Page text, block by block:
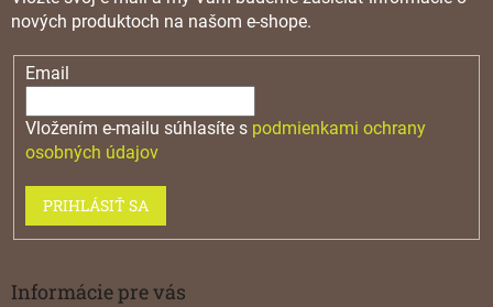
nových produktoch na našom e-shope.
Email
Vložením e-mailu súhlasíte s podmienkami ochrany
osobných údajov
PRIHLÁSIŤ SA
Informácie pre vás